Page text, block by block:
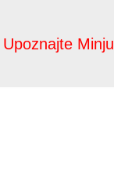
Upoznajte Minju